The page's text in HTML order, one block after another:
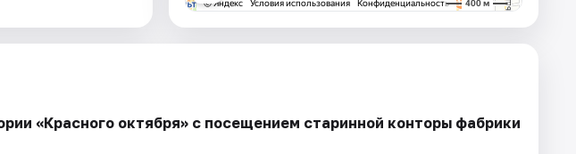
«Красного октября» с посещением старинной конторы фабрики